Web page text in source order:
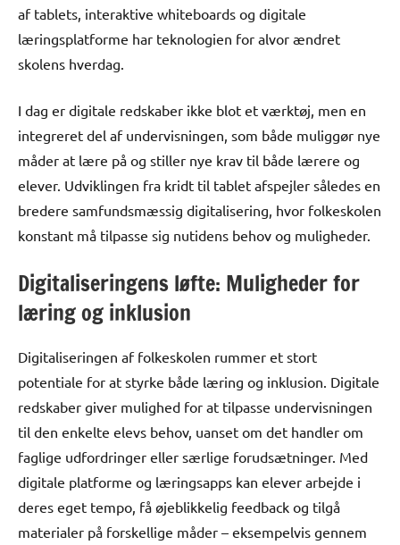
af tablets, interaktive whiteboards og digitale
læringsplatforme har teknologien for alvor ændret
skolens hverdag.
I dag er digitale redskaber ikke blot et værktøj, men en
integreret del af undervisningen, som både muliggør nye
måder at lære på og stiller nye krav til både lærere og
elever. Udviklingen fra kridt til tablet afspejler således en
bredere samfundsmæssig digitalisering, hvor folkeskolen
konstant må tilpasse sig nutidens behov og muligheder.
Digitaliseringens løfte: Muligheder for
læring og inklusion
Digitaliseringen af folkeskolen rummer et stort
potentiale for at styrke både læring og inklusion. Digitale
redskaber giver mulighed for at tilpasse undervisningen
til den enkelte elevs behov, uanset om det handler om
faglige udfordringer eller særlige forudsætninger. Med
digitale platforme og læringsapps kan elever arbejde i
deres eget tempo, få øjeblikkelig feedback og tilgå
materialer på forskellige måder – eksempelvis gennem